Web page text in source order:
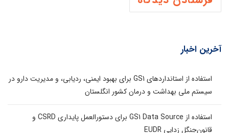
آخرین اخبار
استفاده از استانداردهای GS1 برای بهبود ایمنی، ردیابی، و مدیریت دارو در
سیستم ملی بهداشت و درمان کشور انگلستان
استفاده از GS1 Data Source برای دستورالعمل پایداری CSRD و
قانون‌جنگل زدایی EUDR